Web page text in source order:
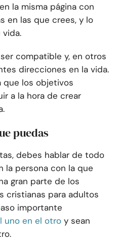
la misma página con
en las que crees, y lo
compatible y, en otros
direcciones en la vida.
que los objetivos
a la hora de crear
puedas
debes hablar de todo
la persona con la que
gran parte de los
cristianas para adultos
importante
uno en el otro y sean